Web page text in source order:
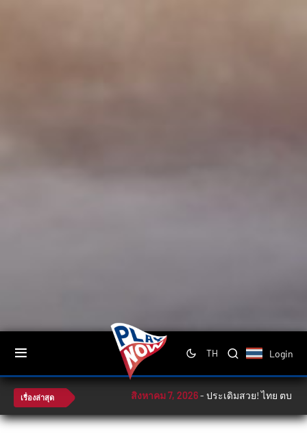
TH Login
เรื่องล่าสุด สิงหาคม 7, 2026-ประเดิมสวย! ไทย ตบ ฟิลิ